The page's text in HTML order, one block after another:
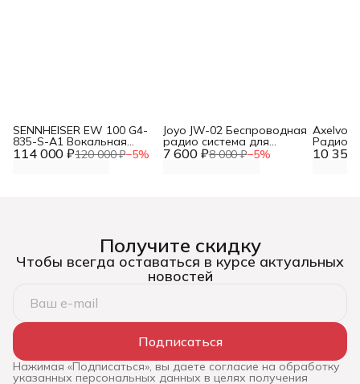
114 000 ₽120 000 ₽−5%
SENNHEISER EW 100 G4-
835-S-A1 Вокальная
радиосистема с ручным 7 600 ₽8 000 ₽−5%
Joyo JW-02 Беспроводная
радио система для
гитары 10 355
Axelvox
Получите скидку
Чтобы всегда оставаться в курсе актуальных
новостей
Подписаться
Нажимая «Подписаться», вы даете согласие на обработку
указанных персональных данных в целях получения